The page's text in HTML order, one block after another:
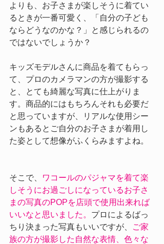
よりも、お子さまが楽しそうに着てい
るときが一番可愛く、「自分の子ども
ならどうなのかな？」と感じられるの
ではないでしょうか？
キッズモデルさんに商品を着てもらっ
て、プロのカメラマンの方が撮影する
と、とても綺麗な写真に仕上がりま
す。商品的にはもちろんそれも必要だ
と思っていますが、リアルな使用シー
ンもあるとご自分のお子さまが着用し
た姿として想像がふくらみますよね。
そこで、
ワコールのパジャマを着て楽
しそうにお過ごしになっているお子さ
まの写真のPOPを店頭で使用出来れば
いいなと思いました。 プロによるばっ
ちり決まった写真もいいですが、
ご家
族の方が撮影した自然な表情、色々な